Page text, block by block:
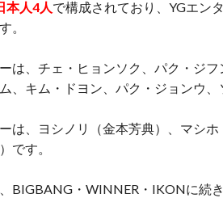
本人4人で構成されており、YGエン
。
は、チェ・ヒョンソク、パク・ジ
、キム・ドヨン、パク・ジョンウ、
は、ヨシノリ（金本芳典）、マシ
です。
、BIGBANG・WINNER・IKONに続